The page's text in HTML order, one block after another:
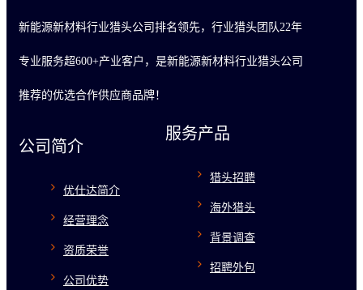
新能源新材料行业猎头公司排名领先，行业猎头团队22年
专业服务超600+产业客户，是新能源新材料行业猎头公司
推荐的优选合作供应商品牌！
公司简介
优仕达简介
经营理念
资质荣誉
公司优势
服务产品
猎头招聘
海外猎头
背景调查
招聘外包